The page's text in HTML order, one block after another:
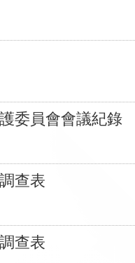
委員會會議紀錄
查表
查表